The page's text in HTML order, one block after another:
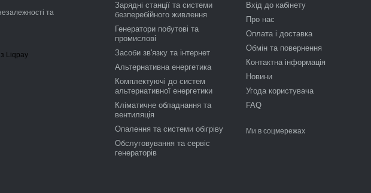
та
Зарядні станції та системи
безперебійного живлення
Генератори побутові та
промислові
Засоби зв'язку та інтернет
Альтернативна енергетика
Комплектуючі до систем
альтернативної енергетики
Кліматичне обладнання та
вентиляція
Опалення та системи обігріву
Обслуговування та сервіс
генераторів
Вхід до кабінету
Про нас
Оплата і доставка
Обмін та повернення
Контактна інформація
Новини
Угода користувача
FAQ
Ми в соцмережах